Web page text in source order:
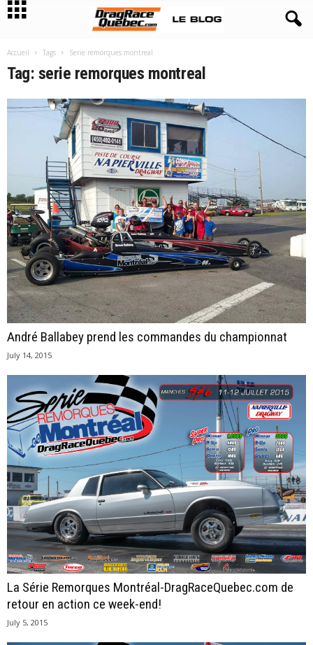
Accueil Tags Serie remorques montreal
Tag: serie remorques montreal
André Ballabey prend les commandes du championnat
July 14, 2015
La Série Remorques Montréal-DragRaceQuebec.com de
retour en action ce week-end!
July 5, 2015